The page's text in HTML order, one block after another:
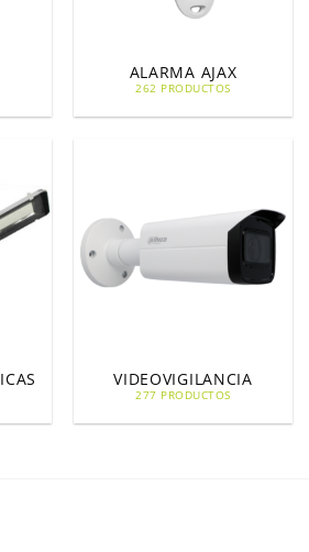
ALARMA AJAX
262 PRODUCTOS
VIDEOVIGILANCIA
277 PRODUCTOS